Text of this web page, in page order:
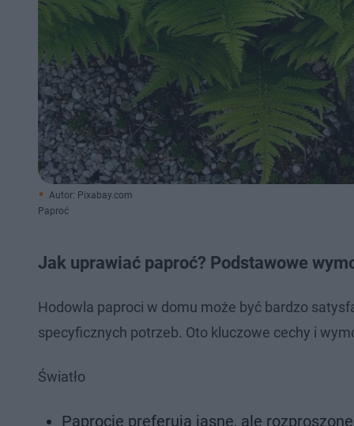
Autor: Pixabay.com
Paproć
Jak uprawiać paproć? Podstawowe
Hodowla paproci w domu może być bardzo
specyficznych potrzeb. Oto kluczowe cechy i
Światło
Paprocie preferują jasne, ale